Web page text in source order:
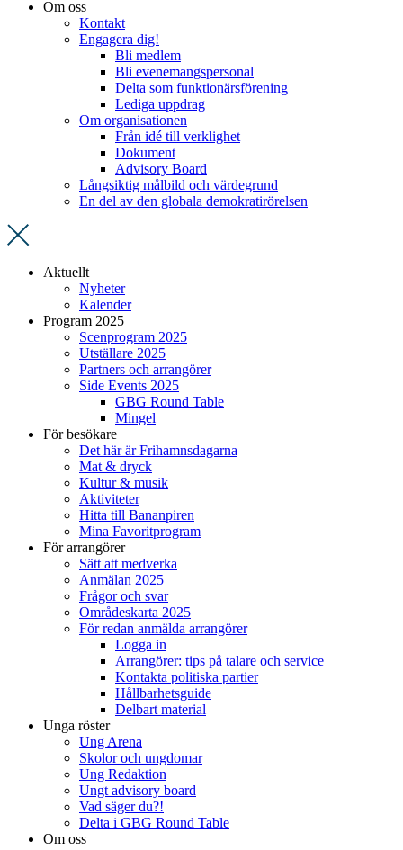
Om oss
Kontakt
Engagera dig!
Bli medlem
Bli evenemangspersonal
Delta som funktionärsförening
Lediga uppdrag
Om organisationen
Från idé till verklighet
Dokument
Advisory Board
Långsiktig målbild och värdegrund
En del av den globala demokratirörelsen
Aktuellt
Nyheter
Kalender
Program 2025
Scenprogram 2025
Utställare 2025
Partners och arrangörer
Side Events 2025
GBG Round Table
Mingel
För besökare
Det här är Frihamnsdagarna
Mat & dryck
Kultur & musik
Aktiviteter
Hitta till Bananpiren
Mina Favoritprogram
För arrangörer
Sätt att medverka
Anmälan 2025
Frågor och svar
Områdeskarta 2025
För redan anmälda arrangörer
Logga in
Arrangörer: tips på talare och service
Kontakta politiska partier
Hållbarhetsguide
Delbart material
Unga röster
Ung Arena
Skolor och ungdomar
Ung Redaktion
Ungt advisory board
Vad säger du?!
Delta i GBG Round Table
Om oss